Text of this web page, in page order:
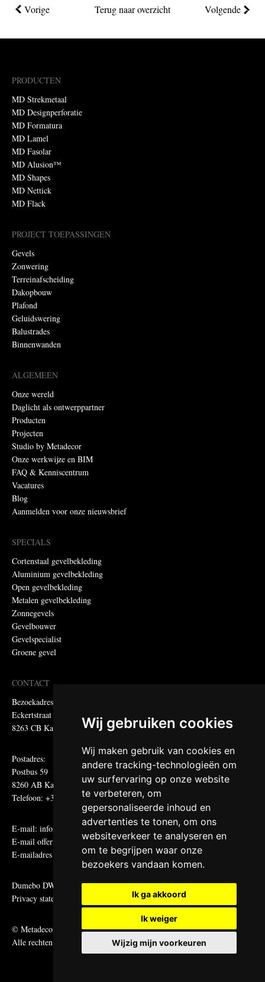
Wij gebruiken cookies
Wij maken gebruik van cookies en
andere tracking-technologieën om
uw surfervaring op onze website
te verbeteren, om
gepersonaliseerde inhoud en
advertenties te tonen, om ons
websiteverkeer te analyseren en
om te begrijpen waar onze
bezoekers vandaan komen.
Ik ga akkoord
Ik weiger
Wijzig mijn voorkeuren
Vorige Terug naar overzicht Volgende
PRODUCTEN
MD Strekmetaal
MD Designperforatie
MD Formatura
MD Lamel
MD Fasolar
MD Alusion™
MD Shapes
MD Nettick
MD Flack
PROJECT TOEPASSINGEN
Gevels
Zonwering
Terreinafscheiding
Dakopbouw
Plafond
Geluidswering
Balustrades
Binnenwanden
ALGEMEEN
Onze wereld
Daglicht als ontwerppartner
Producten
Projecten
Studio by Metadecor
Onze werkwijze en BIM
FAQ & Kenniscentrum
Vacatures
Blog
Aanmelden voor onze nieuwsbrief
SPECIALS
Cortenstaal gevelbekleding
Aluminium gevelbekleding
Open gevelbekleding
Metalen gevelbekleding
Zonnegevels
Gevelbouwer
Gevelspecialist
Groene gevel
CONTACT
Bezoekadres:
Eckertstraat 75
8263 CB Kampen
Postadres:
Postbus 59
8260 AB Kampen
Telefoon: +31 (0)38 331 81 81
E-mail: informatie@metadecor.nl
E-mail offertes:
calculatie@metadecor.nl
E-mailadres administratie:facturen@metadecor.nl
Dumebo DWS voorwaarden
Privacy statement
© Metadecor
Alle rechten voorbehouden